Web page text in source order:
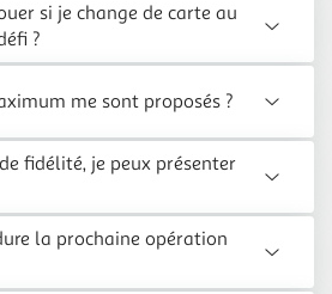
si je change de carte au
?
me sont proposés ?
fidélité, je peux présenter
la prochaine opération